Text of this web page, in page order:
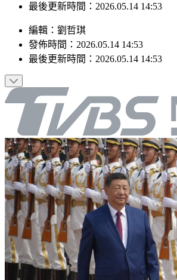
發佈時間：2026.05.14 14:53
編輯：劉哲琪
發佈時間：2026.05.14 14:53